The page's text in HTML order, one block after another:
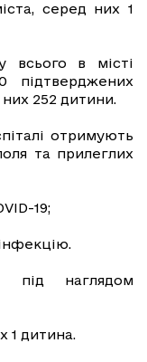
серед них 1
всього в місті
підтверджених
них 252 дитини.
отримують
та прилеглих
19;
під наглядом
1 дитина.